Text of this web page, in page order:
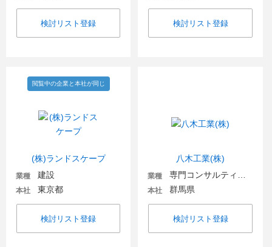
検討リスト登録 検討リスト登録
(株)ランドスケープ
閲覧中の企業と本社が同じ
業種 建設
本社 東京都
検討リスト登録
八木工業(株)
業種
本社 群馬県
検討リスト登録